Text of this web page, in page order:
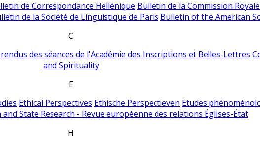
de Correspondance Hellénique Bulletin de la Commission
de la Société de Linguistique de Paris Bulletin of the American
C
des séances de l'Académie des Inscriptions et Belles-Lettres
and Spirituality
E
Ethical Perspectives Ethische Perspectieven Etudes
State Research - Revue européenne des relations Églises-État
H